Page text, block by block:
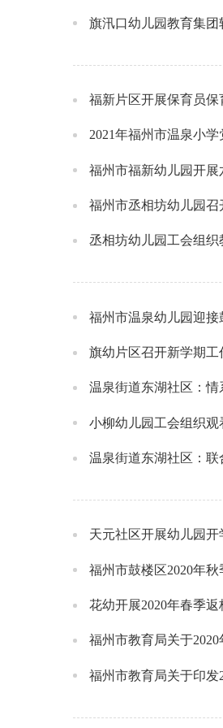
旗汛口幼儿园教育集团
福新片区开展保育员
2021年福州市温泉小
福州市福新幼儿园开
福州市丞相坊幼儿园
丞相坊幼儿园工会组
福州市温泉幼儿园迎
旗幼片区召开新学期工
温泉街道东湖社区：
小柳幼儿园工会组织观
温泉街道东湖社区：
天元社区开展幼儿园
福州市鼓楼区2020年
花幼开展2020年春季
福州市教育局关于
福州市教育局关于印发